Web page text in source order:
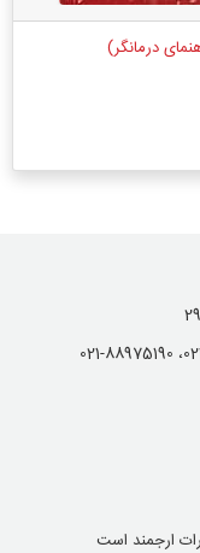
درمانگر)
ارجمند است